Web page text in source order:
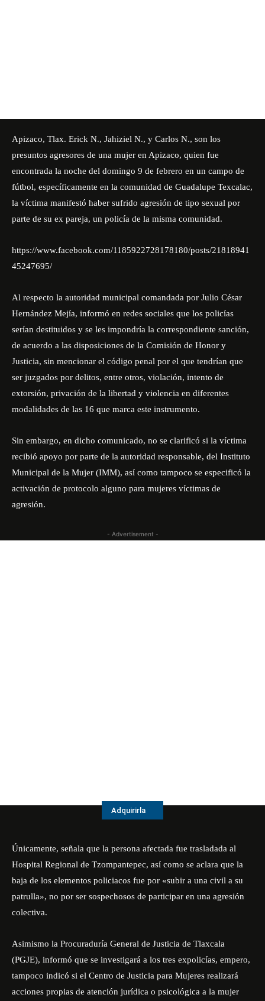
Apizaco, Tlax. Erick N., Jahiziel N., y Carlos N., son los
presuntos agresores de una mujer en Apizaco, quien fue
encontrada la noche del domingo 9 de febrero en un campo de
fútbol, específicamente en la comunidad de Guadalupe Texcalac,
la víctima manifestó haber sufrido agresión de tipo sexual por
parte de su ex pareja, un policía de la misma comunidad.
https://www.facebook.com/1185922728178180/posts/21818941
45247695/
Al respecto la autoridad municipal comandada por Julio César
Hernández Mejía, informó en redes sociales que los policías
serían destituidos y se les impondría la correspondiente sanción,
de acuerdo a las disposiciones de la Comisión de Honor y
Justicia, sin mencionar el código penal por el que tendrían que
ser juzgados por delitos, entre otros, violación, intento de
extorsión, privación de la libertad y violencia en diferentes
modalidades de las 16 que marca este instrumento.
Sin embargo, en dicho comunicado, no se clarificó si la víctima
recibió apoyo por parte de la autoridad responsable, del Instituto
Municipal de la Mujer (IMM), así como tampoco se especificó la
activación de protocolo alguno para mujeres víctimas de
agresión.
- Advertisement -
Adquirirla
Únicamente, señala que la persona afectada fue trasladada al
Hospital Regional de Tzompantepec, así como se aclara que la
baja de los elementos policiacos fue por «subir a una civil a su
patrulla», no por ser sospechosos de participar en una agresión
colectiva.
Asimismo la Procuraduría General de Justicia de Tlaxcala
(PGJE), informó que se investigará a los tres expolicías, empero,
tampoco indicó si el Centro de Justicia para Mujeres realizará
acciones propias de atención jurídica o psicológica a la mujer